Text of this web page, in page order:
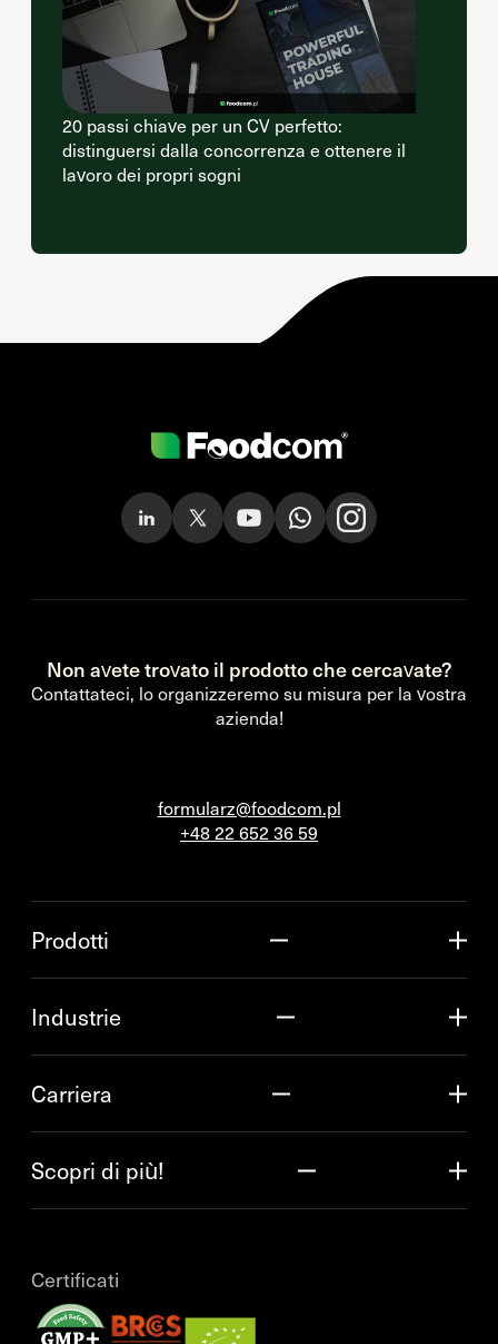
20 passi chiave per un CV perfetto:
distinguersi dalla concorrenza e ottenere il
lavoro dei propri sogni
Non avete trovato il prodotto che cercavate?
Contattateci, lo organizzeremo su misura per la vostra
azienda!
formularz@foodcom.pl
+48 22 652 36 59
Prodotti
Industrie
Carriera
Scopri di più!
Certificati